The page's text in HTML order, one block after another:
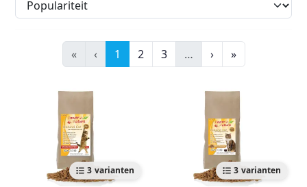
« ‹ 1 2 3 … › »
3 varianten 3 varianten